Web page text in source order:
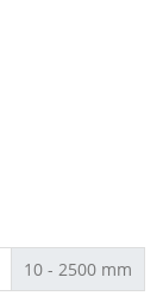
10 - 2500 mm